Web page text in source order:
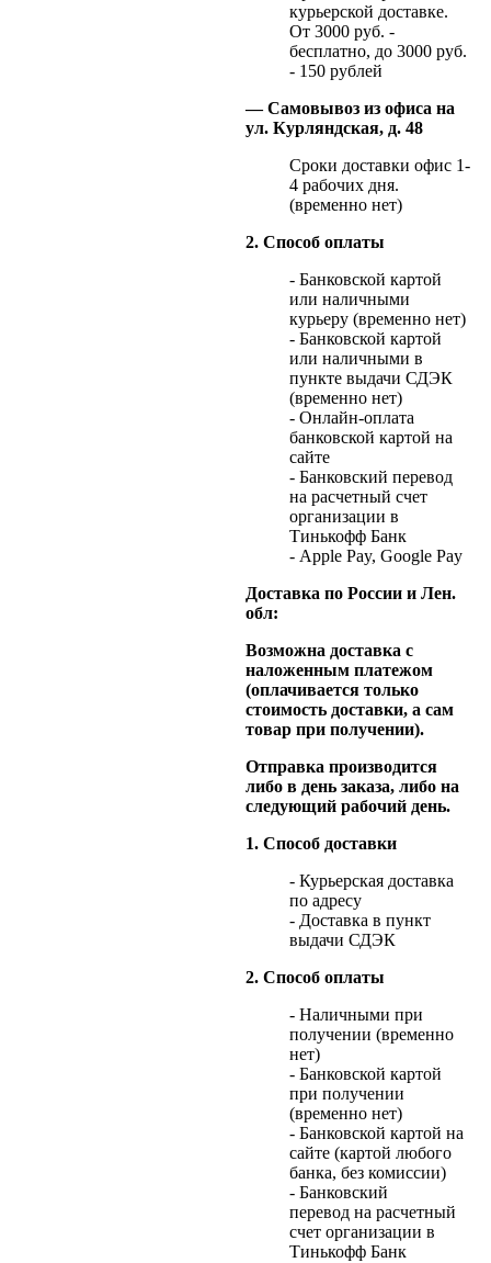
курьерской доставке.
От 3000 руб. -
бесплатно, до 3000 руб.
- 150 рублей
— Самовывоз из офиса на
ул. Курляндская, д. 48
Сроки доставки офис 1-
4 рабочих дня.
(временно нет)
2. Способ оплаты
- Банковской картой
или наличными
курьеру (временно нет)
- Банковской картой
или наличными в
пункте выдачи СДЭК
(временно нет)
- Онлайн-оплата
банковской картой на
сайте
- Банковский перевод
на расчетный счет
организации в
Тинькофф Банк
- Apple Pay, Google Pay
Доставка по России и Лен.
обл:
Возможна доставка с
наложенным платежом
(оплачивается только
стоимость доставки, а сам
товар при получении).
Отправка производится
либо в день заказа, либо на
следующий рабочий день.
1. Способ доставки
- Курьерская доставка
по адресу
- Доставка в пункт
выдачи СДЭК
2. Способ оплаты
- Наличными при
получении (временно
нет)
- Банковской картой
при получении
(временно нет)
- Банковской картой на
сайте (картой любого
банка, без комиссии)
- Банковский
перевод на расчетный
счет организации в
Тинькофф Банк